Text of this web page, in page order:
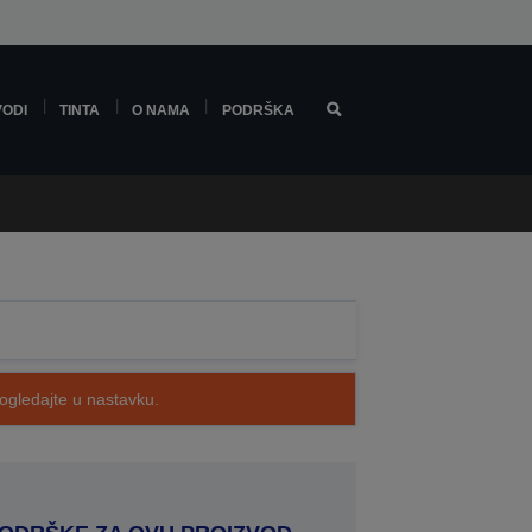
TINTA O NAMA PODRŠKA
u nastavku.